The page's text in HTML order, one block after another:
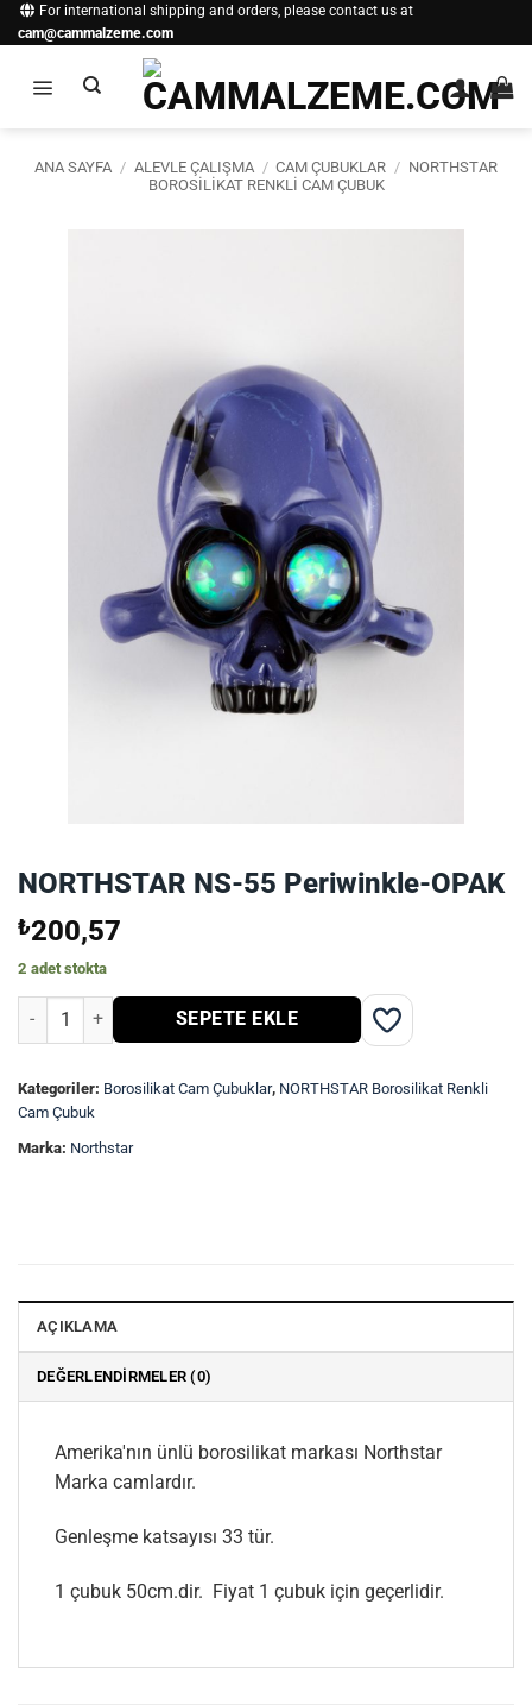
İçeriğe
atla
For international shipping and orders, please contact us at
cam@cammalzeme.com
ANA SAYFA / ALEVLE ÇALIŞMA / CAM ÇUBUKLAR / NORTHSTAR
BOROSILIKAT RENKLI CAM ÇUBUK
NORTHSTAR NS-55 Periwinkle-OPAK
₺200,57
2 adet stokta
NORTHSTAR NS-55 Periwinkle-OPAK adet
SEPETE EKLE
Kategoriler: Borosilikat Cam Çubuklar, NORTHSTAR Borosilikat Renkli
Cam Çubuk
Marka: Northstar
AÇIKLAMA
DEĞERLENDIRMELER (0)
Amerika'nın ünlü borosilikat markası Northstar
Marka camlardır.
Genleşme katsayısı 33 tür.
1 çubuk 50cm.dir. Fiyat 1 çubuk için geçerlidir.